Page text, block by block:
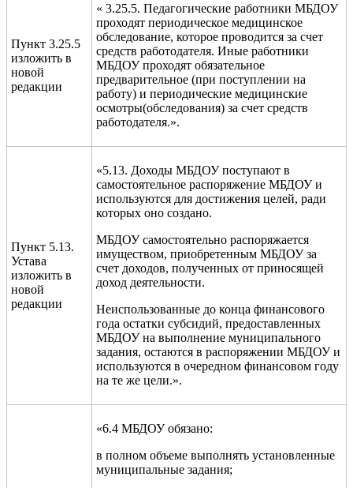
Пункт 3.25.5
изложить в
новой
редакции
« 3.25.5. Педагогические работники МБДОУ
проходят периодическое медицинское
обследование, которое проводится за счет
средств работодателя. Иные работники
МБДОУ проходят обязательное
предварительное (при поступлении на
работу) и периодические медицинские
осмотры(обследования) за счет средств
работодателя.».
Пункт 5.13.
Устава
изложить в
новой
редакции
«5.13. Доходы МБДОУ поступают в
самостоятельное распоряжение МБДОУ и
используются для достижения целей, ради
которых оно создано.
МБДОУ самостоятельно распоряжается
имуществом, приобретенным МБДОУ за
счет доходов, полученных от приносящей
доход деятельности.
Неиспользованные до конца финансового
года остатки субсидий, предоставленных
МБДОУ на выполнение муниципального
задания, остаются в распоряжении МБДОУ и
используются в очередном финансовом году
на те же цели.».
«6.4 МБДОУ обязано:
в полном объеме выполнять установленные
муниципальные задания;